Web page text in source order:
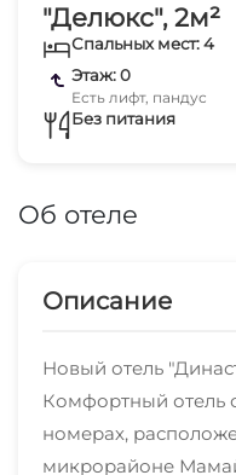
"Делюкс", 2м²
Спальных мест: 4
Этаж: 0
Есть лифт, пандус
Без питания
Об отеле
Описание
Новый отель
Комфортный отель
номерах,
микрорайоне